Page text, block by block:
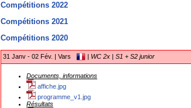
Compétitions 2022
Compétitions 2021
Compétitions 2020
31 Janv - 02 Fév. | Vars | WC 2x | S1 + S2 junior
Documents, informations
affiche.jpg
programme_v1.jpg
Résultats